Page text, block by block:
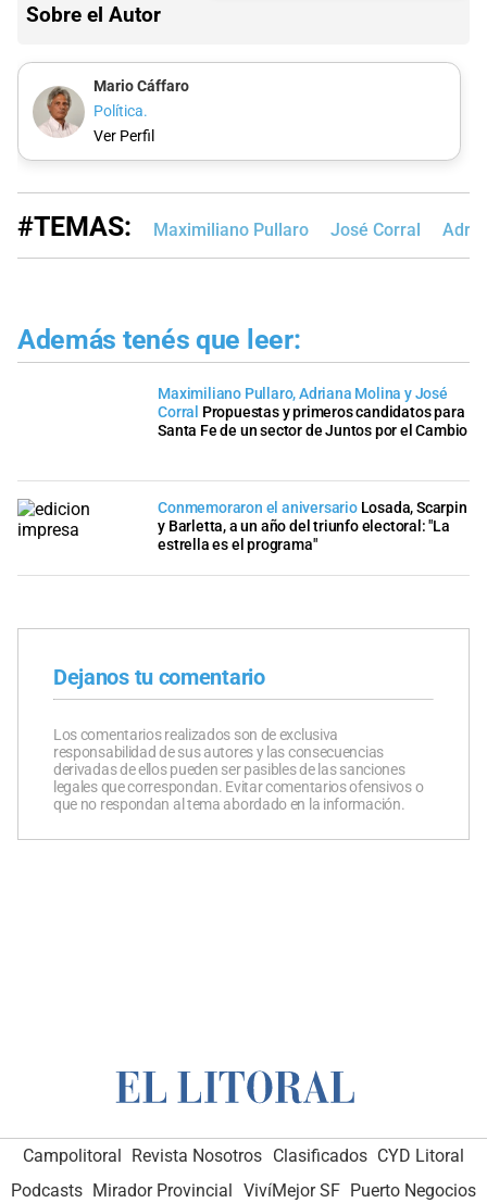
Sobre el Autor
Mario Cáffaro
Política.
Ver Perfil
#TEMAS: Maximiliano Pullaro José Corral
Además tenés que leer:
Maximiliano Pullaro, Adriana Molina y José
Corral Propuestas y primeros candidatos para
Santa Fe de un sector de Juntos por el Cambio
Conmemoraron el aniversario Losada, Scarpin
y Barletta, a un año del triunfo electoral: "La
estrella es el programa"
Dejanos tu comentario
Los comentarios realizados son de exclusiva
responsabilidad de sus autores y las consecuencias
derivadas de ellos pueden ser pasibles de las sanciones
legales que correspondan. Evitar comentarios ofensivos o
que no respondan al tema abordado en la información.
Campolitoral Revista Nosotros Clasificados CYD Litoral
Podcasts Mirador Provincial VivíMejor SF Puerto Negocios